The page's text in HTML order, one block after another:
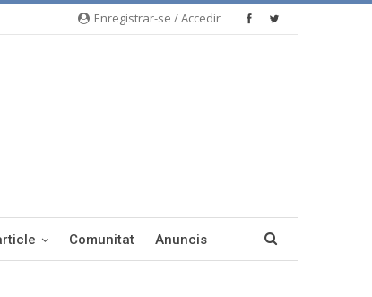
Enregistrar-se / Accedir
Comunitat Anuncis